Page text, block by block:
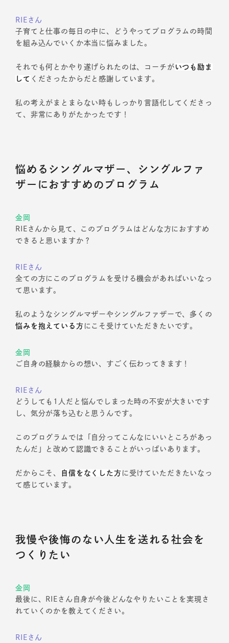
RIEさん
子育てと仕事の毎日の中に、どうやってプログラムの時間
を組み込んでいくか本当に悩みました。
それでも何とかやり遂げられたのは、コーチがいつも励ま
して くださったからだと感謝しています。
私の考えがまとまらない時もしっかり言語化してくださっ
て、非常にありがたかったです！
悩めるシングルマザー、シングルファ
ザーにおすすめのプログラム
金岡
RIEさんから見て、このプログラムはどんな方におすすめ
できると思いますか？
RIEさん
全ての方にこのプログラムを受ける機会があればいいなっ
て思います。
私のようなシングルマザーやシングルファザーで、多くの
悩みを抱えている方 にこそ受けていただきたいです。
金岡
ご自身の経験からの想い、すごく伝わってきます！
RIEさん
どうしても1人だと悩んでしまった時の不安が大きいです
し、気分が落ち込むと思うんです。
このプログラムでは「自分ってこんなにいいところがあっ
たんだ」と改めて認識できることがいっぱいあります。
だからこそ、 自信をなくした方 に受けていただきたいなっ
て感じています。
我慢や後悔のない人生を送れる社会を
つくりたい
金岡
最後に、RIEさん自身が今後どんなやりたいことを実現さ
れていくのかを教えてください。
RIEさん